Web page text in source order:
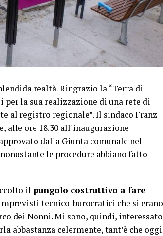
realtà. Ringrazio la “Terra di
per la sua realizzazione di una rete di
al registro regionale”. Il sindaco Franz
alle ore 18.30 all’inaugurazione
dalla Giunta comunale nel
le procedure abbiano fatto
il pungolo costruttivo a fare
tecnico-burocratici che si erano
dei Nonni. Mi sono, quindi, interessato
abbastanza celermente, tant’è che oggi